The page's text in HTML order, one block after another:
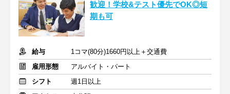
歓迎！学校&テスト優先でOK◎短
期も可
給与
1コマ(80分)1660円以上＋交通費
雇用形態
アルバイト・パート
シフト
週1日以上